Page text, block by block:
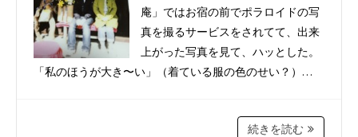
庵」ではお宿の前でポラロイドの写
真を撮るサービスをされてて、出来
上がった写真を見て、ハッとした。
「私のほうが大き〜い」（着ている服の色のせい？）…
続きを読む